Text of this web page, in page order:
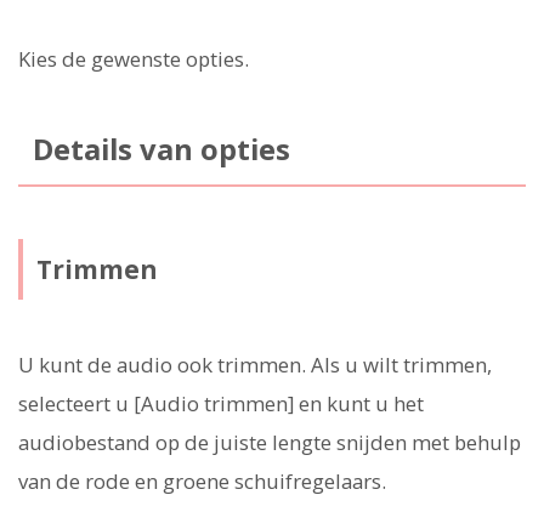
Kies de gewenste opties.
Details van opties
Trimmen
U kunt de audio ook trimmen. Als u wilt trimmen,
selecteert u [Audio trimmen] en kunt u het
audiobestand op de juiste lengte snijden met behulp
van de rode en groene schuifregelaars.